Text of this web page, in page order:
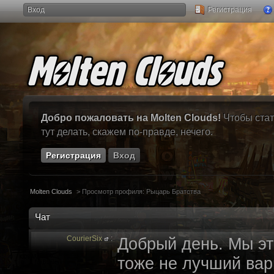
Вход Регистрация
Добро пожаловать на Molten Clouds! Чтобы
тут делать, скажем по-правде, нечего.
Регистрация Вход
Molten Clouds > Просмотр профиля: Рыцарь Братства
Чат
CourierSix : Добрый день. Мы
тоже не лучший